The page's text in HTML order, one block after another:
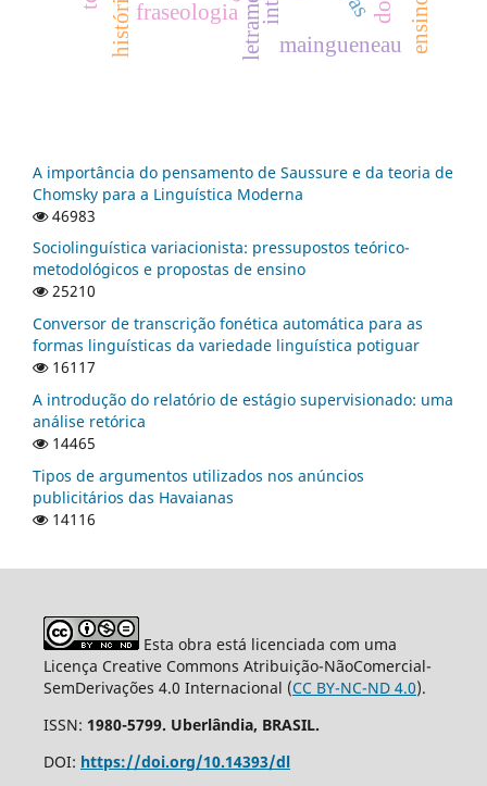
maingueneau
fraseologia
A importância do pensamento de Saussure e da teoria de
Chomsky para a Linguística Moderna
46983
Sociolinguística variacionista: pressupostos teórico-
metodológicos e propostas de ensino
25210
Conversor de transcrição fonética automática para as
formas linguísticas da variedade linguística potiguar
16117
A introdução do relatório de estágio supervisionado: uma
análise retórica
14465
Tipos de argumentos utilizados nos anúncios
publicitários das Havaianas
14116
Esta obra está licenciada com uma
Licença Creative Commons Atribuição-NãoComercial-
SemDerivações 4.0 Internacional (CC BY-NC-ND 4.0).
ISSN: 1980-5799. Uberlândia, BRASIL.
DOI: https://doi.org/10.14393/dl